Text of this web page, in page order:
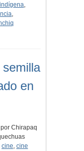
,
,
en
Chirapaq
cine, cine